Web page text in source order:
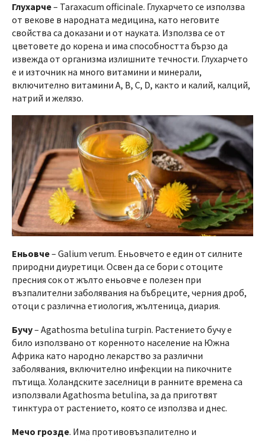
Глyxapчe– Таrахасum оffісіnаlе. Глухарчето се използва
от векове в народната медицина, като неговите
свойства са доказани и от науката. Използва се от
цветовете до корена и има способността бързо да
извежда от организма излишните течности. Глухарчето
е и източник на много витамини и минерали,
включително витамини A, B, C, D, както и калий, калций,
натрий и желязо.
Еньовче– Galium verum. Еньовчето е един от силните
природни диуретици. Освен да се бори с отоците
пресния сок от жълто еньовче е полезен при
възпалителни заболявания на бъбреците, черния дроб,
отоци с различна етиология, жълтеница, диария.
Бучу– Agathosma betulina turpin. Растението бучу е
било използвано от коренното население на Южна
Африка като народно лекарство за различни
заболявания, включително инфекции на пикочните
пътища. Холандските заселници в ранните времена са
използвали Agathosma betulina, за да приготвят
тинктура от растението, която се използва и днес.
Мечо грозде. Има противовъзпалително и